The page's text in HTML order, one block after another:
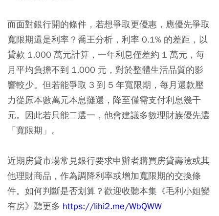
而面對銀行開的條件，若想爭取更優惠，應優先爭取
寬限期還是利率？喬王分析，利率 0.1% 的差距，以
貸款 1,000 萬元計算，一年利息僅差約 1 萬元，每
月平均負擔不到 1,000 元，對於整體生活品質的影
響較少。但若能爭取 3 到 5 年寬限期，每月還款壓
力從原本數萬元本息攤還，降至僅需支付利息幾千
元。因此若只能二選一，他會建議多數理財族優先選
「寬限期」。
近期房貸市場常見銀行要求申辦者購買房貸壽險或其
他理財商品，作為調降利率或增加寬限期的交換條
件。如何判斷是否划算？歡迎收聽本集《毛利小姐變
有房》聽更多 https://lihi2.me/WbQWW